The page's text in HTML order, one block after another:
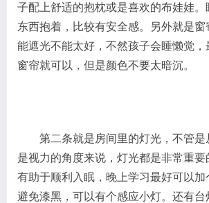
子配上舒适的抱枕或是喜欢的布娃娃。
东西抱着，比较有安全感。另外就是
能遮光不能太好，不然孩子会睡懒觉，
窗帘就可以，但是颜色不要太暗沉。
第二条就是房间里的灯光，不管是
是视力的角度来说，灯光都是非常重
有助于顺利入眠，晚上学习最好可以
避免漆黑，可以有个感应小灯。还有台